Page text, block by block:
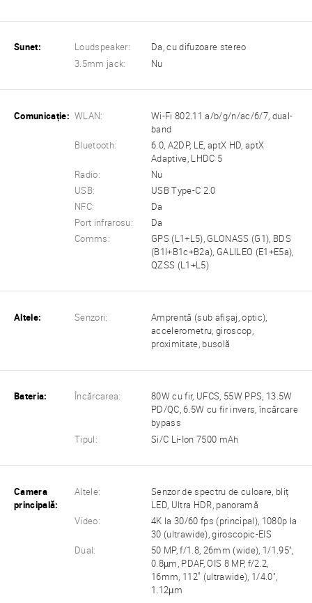
Sunet: Loudspeaker:
Da, cu difuzoare stereo
3.5mm jack:
Nu
Comunicație: WLAN:
Wi-Fi 802.11 a/b/g/n/ac/6/7, dual-
band
Bluetooth:
6.0, A2DP, LE, aptX HD, aptX
Adaptive, LHDC 5
Radio:
Nu
USB:
USB Type-C 2.0
NFC:
Da
Port infrarosu:
Da
Comms:
GPS (L1+L5), GLONASS (G1), BDS
(B1I+B1c+B2a), GALILEO (E1+E5a),
QZSS (L1+L5)
Altele: Senzori:
Amprentă (sub afișaj, optic),
accelerometru, giroscop,
proximitate, busolă
Bateria: Încărcarea:
80W cu fir, UFCS, 55W PPS, 13.5W
PD/QC, 6.5W cu fir invers, încărcare
bypass
Tipul:
Si/C Li-Ion 7500 mAh
Camera
principală:
Altele:
Senzor de spectru de culoare, bliț
LED, Ultra HDR, panoramă
Video:
4K la 30/60 fps (principal), 1080p la
30 (ultrawide), giroscopic-EIS
Dual:
50 MP, f/1.8, 26mm (wide), 1/1.95",
0.8µm, PDAF, OIS 8 MP, f/2.2,
16mm, 112˚ (ultrawide), 1/4.0",
1.12µm